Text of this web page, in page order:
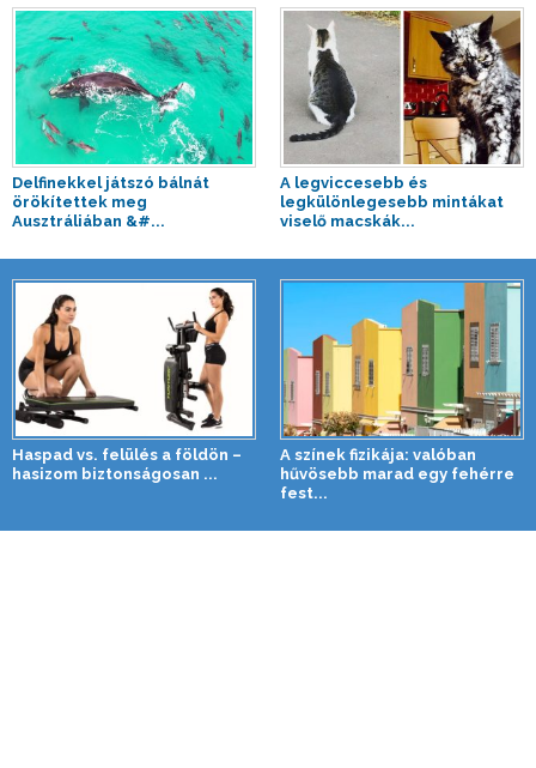
Delfinekkel játszó bálnát
örökítettek meg
Ausztráliában &#...
A legviccesebb és
legkülönlegesebb mintákat
viselő macskák...
Haspad vs. felülés a földön –
hasizom biztonságosan ...
A színek fizikája: valóban
hűvösebb marad egy fehérre
fest...